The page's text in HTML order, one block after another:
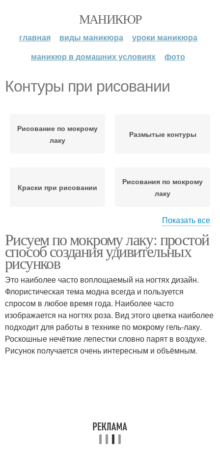
МАНИКЮР
главная виды маникюра
уроки маникюра
маникюр в домашних условиях
фото
Контуры при рисовании
Рисование по мокрому
лаку
Размытые контуры
Краски при рисовании
Рисования по мокрому
лаку
Рисование в технике Цвета при рисовании
Показать все
Рисуем по мокрому лаку: простой
способ создания удивительных
рисунков
Это наиболее часто воплощаемый на ногтях дизайн.
Флористическая тема модна всегда и пользуется
спросом в любое время года. Наиболее часто
изображается на ногтях роза. Вид этого цветка наиболее
подходит для работы в технике по мокрому гель-лаку.
Роскошные нечёткие лепестки словно парят в воздухе.
Рисунок получается очень интересным и объёмным.